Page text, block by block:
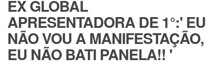
EX GLOBAL
APRESENTADORA DE 1°:' EU
NÃO VOU A MANIFESTAÇÃO,
EU NÃO BATI PANELA!! '